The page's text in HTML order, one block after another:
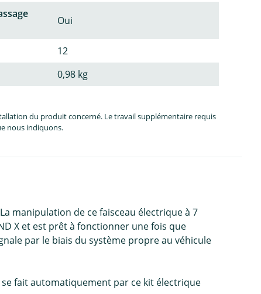
Oui
12
0,98 kg
du produit concerné. Le travail supplémentaire requis
nous indiquons.
manipulation de ce faisceau électrique à 7
X et est prêt à fonctionner une fois que
par le biais du système propre au véhicule
se fait automatiquement par ce kit électrique